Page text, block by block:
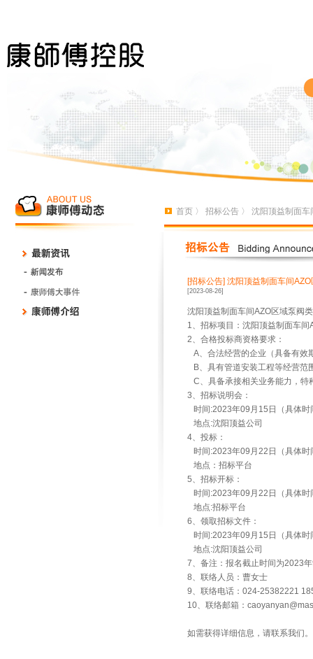
首页 〉 招标公告 〉 沈阳顶益制面
[招标公告] 沈阳顶益制面车间
[2023-08-26]
沈阳顶益制面车间AZO区域泵阀
1、招标项目：沈阳顶益制面车
2、合格投标商资格要求：
A、合法经营的企业（具备有效
B、具有管道安装工程等经营范
C、具备承接相关业务能力，特
3、招标说明会：
时间:2023年09月15日（具体时
地点:沈阳顶益公司
4、投标：
时间:2023年09月22日（具体时
地点：招标平台
5、招标开标：
时间:2023年09月22日（具体时
地点:招标平台
6、领取招标文件：
时间:2023年09月15日（具体时
地点:沈阳顶益公司
7、备注：报名截止时间为2023
8、联络人员：曹女士
9、联络电话：024-25382221
10、联络邮箱：
如需获得详细信息，请联系我们。